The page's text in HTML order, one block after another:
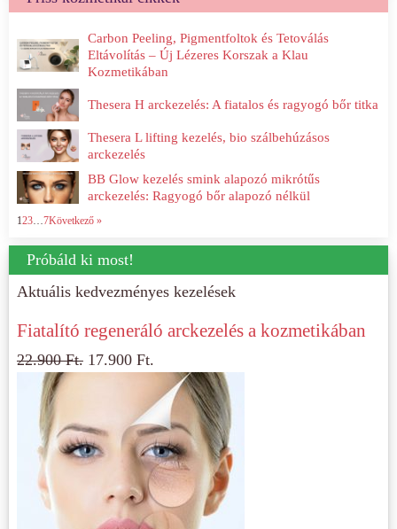
Carbon Peeling, Pigmentfoltok és Tetoválás
Eltávolítás – Új Lézeres Korszak a Klau
Kozmetikában
Thesera H arckezelés: A fiatalos és ragyogó bőr titka
Thesera L lifting kezelés, bio szálbehúzásos
arckezelés
BB Glow kezelés smink alapozó mikrótűs
arckezelés: Ragyogó bőr alapozó nélkül
123… 7Következő »
Próbáld ki most!
Aktuális kedvezményes kezelések
Fiatalító regeneráló arckezelés a kozmetikában
22.900Ft. 17.900Ft.